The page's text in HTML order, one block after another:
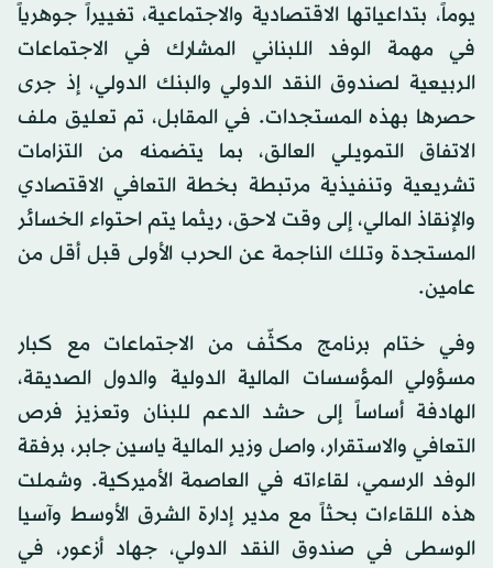
يوماً، بتداعياتها الاقتصادية والاجتماعية، تغييراً جوهرياً
في مهمة الوفد اللبناني المشارك في الاجتماعات
الربيعية لصندوق النقد الدولي والبنك الدولي، إذ جرى
حصرها بهذه المستجدات. في المقابل، تم تعليق ملف
الاتفاق التمويلي العالق، بما يتضمنه من التزامات
تشريعية وتنفيذية مرتبطة بخطة التعافي الاقتصادي
والإنقاذ المالي، إلى وقت لاحق، ريثما يتم احتواء الخسائر
المستجدة وتلك الناجمة عن الحرب الأولى قبل أقل من
عامين.
وفي ختام برنامج مكثّف من الاجتماعات مع كبار
مسؤولي المؤسسات المالية الدولية والدول الصديقة،
الهادفة أساساً إلى حشد الدعم للبنان وتعزيز فرص
التعافي والاستقرار، واصل وزير المالية ياسين جابر، برفقة
الوفد الرسمي، لقاءاته في العاصمة الأميركية. وشملت
هذه اللقاءات بحثاً مع مدير إدارة الشرق الأوسط وآسيا
الوسطى في صندوق النقد الدولي، جهاد أزعور، في